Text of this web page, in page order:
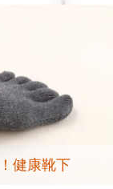
健康靴下